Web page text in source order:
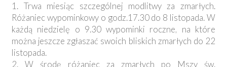
Dekanat
Nowy
Staw
Kapituła
Kolegiacka
Duszpasterze
1. Trwa miesiąc szczególnej modlitwy za zmarłych.
Różaniec wypominkowy o godz.17.30 do 8 listopada. W
każdą niedzielę o 9.30 wypominki roczne, na które
można jeszcze zgłaszać swoich bliskich zmarłych do 22
listopada.
2. W środę różaniec za zmarłych po Mszy św.